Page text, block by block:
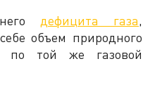
дефицита газа,
объем природного
по той же газовой